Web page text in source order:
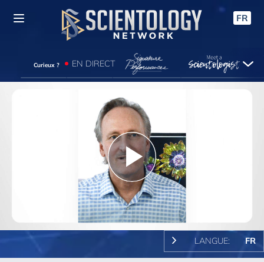
FR
Curieux ? EN DIRECT
Play
Video
LANGUE: FR